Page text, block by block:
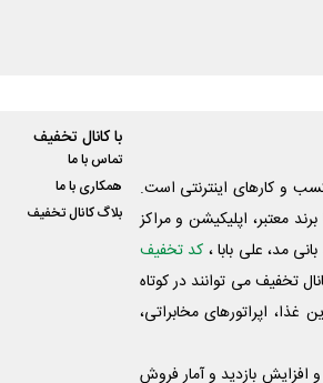
و‌ کارهای اینترنتی است.
معتبر، اپلیکیشن و مراکز
مد، علی‌ بابا ، کد تخفیف
تخفیف می توانند در کوتاه
اپراتورهای مخابراتی،
افزایش بازدید و آمار فروش
با کانال تخفیف
تماس با ما
همکاری با ما
بلاگ کانال تخفیف